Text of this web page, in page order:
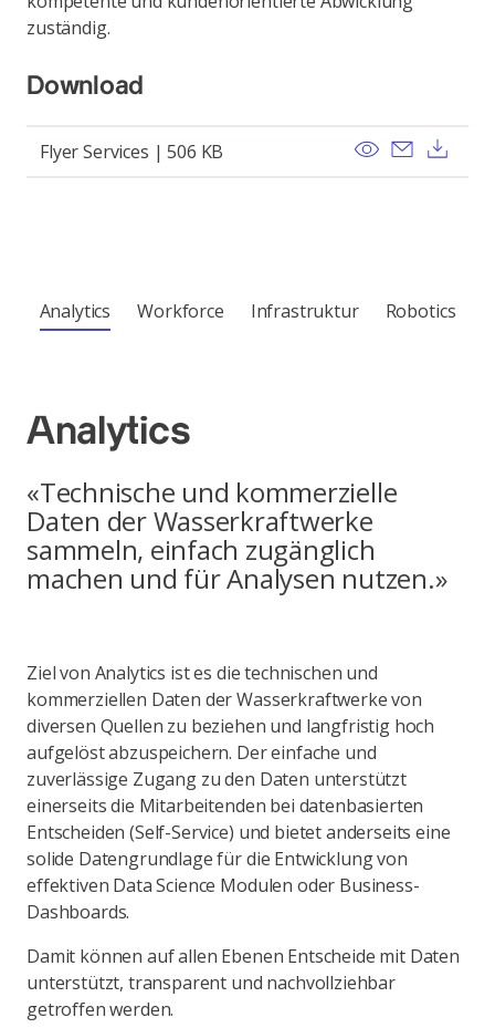
zuständig.
Download
Flyer Services | 506 KB View Send
Analytics Workforce Infrastruktur Robotics
Analytics
«Technische und kommerzielle
Daten der Wasserkraftwerke
sammeln, einfach zugänglich
machen und für Analysen nutzen.»
Ziel von Analytics ist es die technischen und
kommerziellen Daten der Wasserkraftwerke von
diversen Quellen zu beziehen und langfristig hoch
aufgelöst abzuspeichern. Der einfache und
zuverlässige Zugang zu den Daten unterstützt
einerseits die Mitarbeitenden bei datenbasierten
Entscheiden (Self-Service) und bietet anderseits eine
solide Datengrundlage für die Entwicklung von
effektiven Data Science Modulen oder Business-
Dashboards.
Damit können auf allen Ebenen Entscheide mit Daten
unterstützt, transparent und nachvollziehbar
getroffen werden.